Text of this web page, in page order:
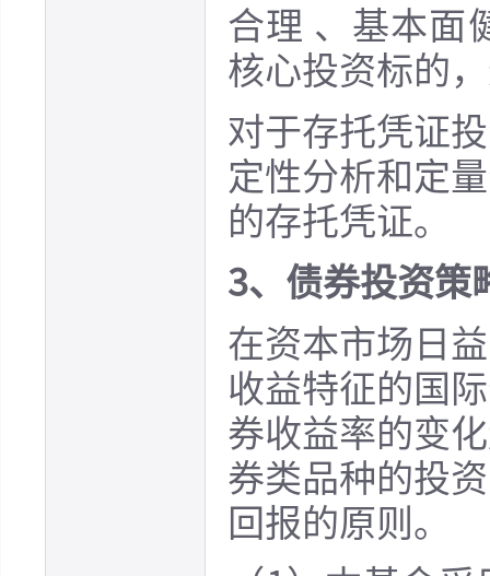
合理 、基本面
核心投资标的
对于存托凭证
定性分析和定
的存托凭证。
3、债券投资策
在资本市场日
收益特征的国
券收益率的变
券类品种的投
回报的原则。